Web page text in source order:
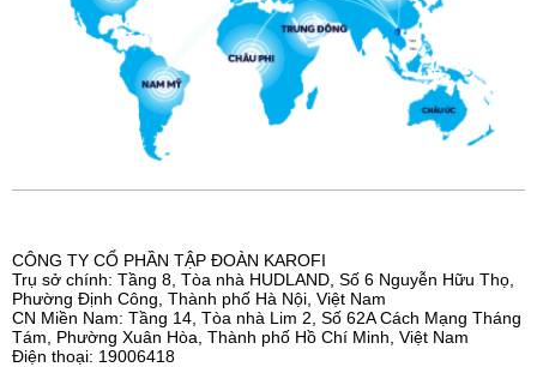
CÔNG TY CỔ PHẦN TẬP ĐOÀN KAROFI
Trụ sở chính: Tầng 8, Tòa nhà HUDLAND, Số 6 Nguyễn Hữu Thọ,
Phường Định Công, Thành phố Hà Nội, Việt Nam
CN Miền Nam: Tầng 14, Tòa nhà Lim 2, Số 62A Cách Mạng Tháng
Tám, Phường Xuân Hòa, Thành phố Hồ Chí Minh, Việt Nam
Điện thoại: 19006418